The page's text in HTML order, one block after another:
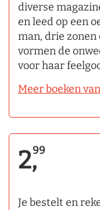
diverse
en leed op een
man, drie zonen
vormen de
voor haar
Meer boeken
2,99
Je bestelt en